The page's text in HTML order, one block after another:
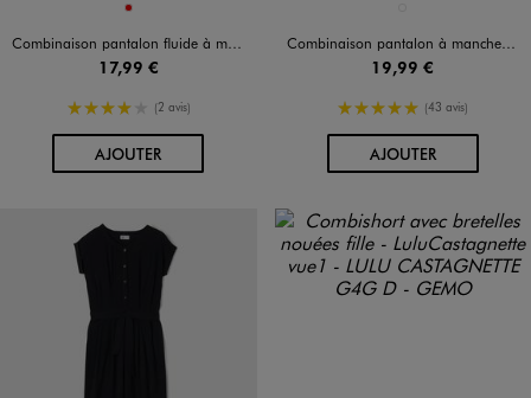
Disponible en 1 coloris
ROUGE
Combinaison pantalon fluide à motif fleuri fille
17,99 €
4/5 de moyenne
(2 avis)
AJOUTERAU PANIER
Combinaison pantalon à manches courtes fille
19,99 €
5/5 de moyenne
(43 avis)
AJOUTERAU PANIER